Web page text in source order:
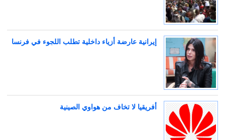
إيرانية عارضة أزياء داخلية تطلب اللجوء في فرنسا
أفريقيا لا تخاف من هواوي الصينية